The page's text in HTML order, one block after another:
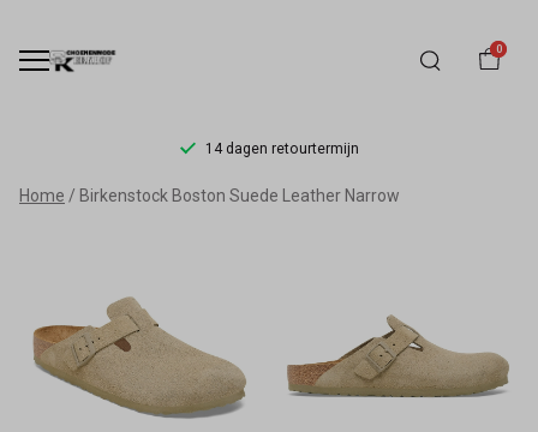
0
14 dagen retourtermijn
Birkenstock
Suede
Leather
Narrow
Home Birkenstock Boston Suede Leather Narrow